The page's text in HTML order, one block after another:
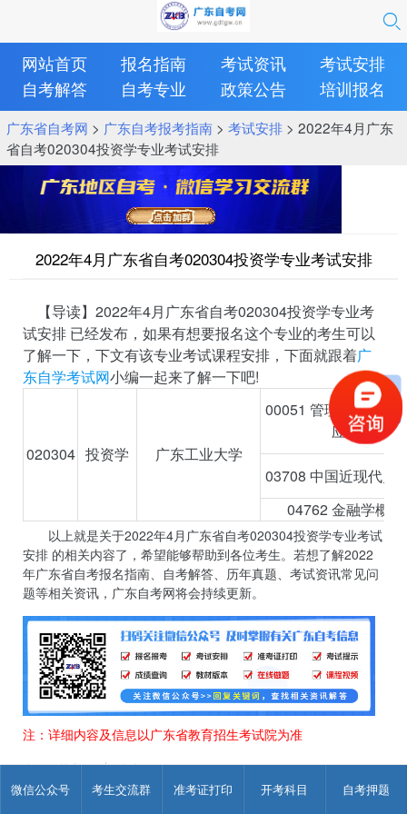
微信公众号 考生交流群 准考证打印 开考科目 自考押题
网站首页 报名指南 考试资讯
考试安排
自考解答
自考专业 政策公告 培训报名
广东省自考网 > 广东自考报考指南> 考试安排> 2022年4月广东
省自考020304投资学专业考试安排
2022年4月广东省自考020304投资学专业考试安排
【导读】2022年4月广东省自考020304投资学专业考
试安排 已经发布，如果有想要报名这个专业的考生可以
了解一下，下文有该专业考试课程安排，下面就跟着广
东自学考试网小编一起来了解一下吧!
020304 投资学 广东工业大学
00051 管理系统中计
应用
03708 中国近现代史
04762 金融学概论
以上就是关于2022年4月广东省自考020304投资学专业考试
安排 的相关内容了，希望能够帮助到各位考生。若想了解2022
年广东省自考报名指南、自考解答、历年真题、考试资讯常见问
题等相关资讯，广东自考网将会持续更新。
注：详细内容及信息以广东省教育招生考试院为准
来源：其它 作
者：
吴
发表于 2021-12-03 14:07:30